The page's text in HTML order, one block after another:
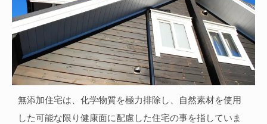
無添加住宅は、化学物質を極力排除し、自然素材を使用
した可能な限り健康面に配慮した住宅の事を指していま